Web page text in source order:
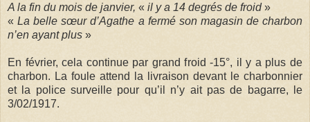
A la fin du mois de janvier, « il y a 14 degrés de froid»
«La belle sœur d’Agathe a fermé son magasin de charbon
n’en ayant plus »
En février, cela continue par grand froid -15°, il y a plus de
charbon. La foule attend la livraison devant le charbonnier
et la police surveille pour qu’il n’y ait pas de bagarre, le
3/02/1917.